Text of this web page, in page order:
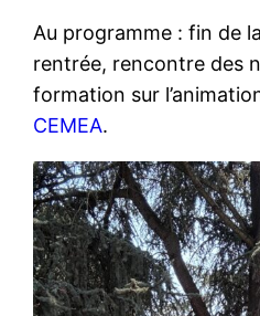
Au programme : fin de
rentrée, rencontre des
formation sur
CEMEA.